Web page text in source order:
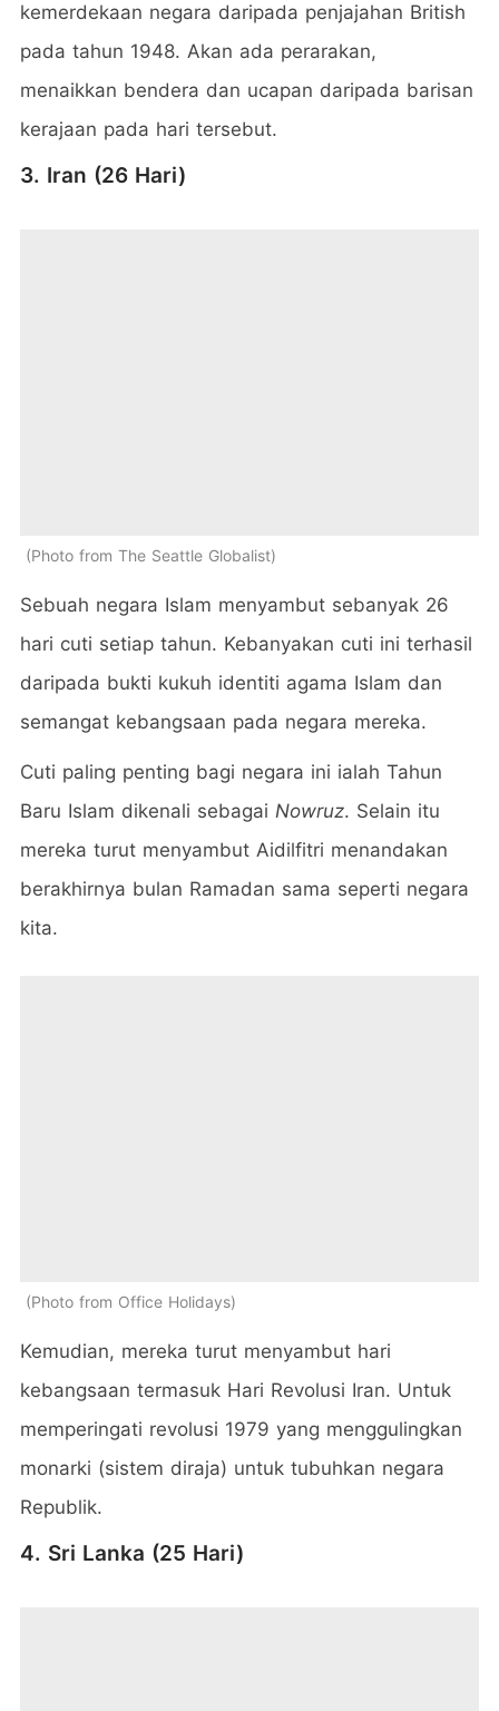
kemerdekaan negara daripada penjajahan British
pada tahun 1948. Akan ada perarakan,
menaikkan bendera dan ucapan daripada barisan
kerajaan pada hari tersebut.
3. Iran (26 Hari)
Photo from The Seattle Globalist
Sebuah negara Islam menyambut sebanyak 26
hari cuti setiap tahun. Kebanyakan cuti ini terhasil
daripada bukti kukuh identiti agama Islam dan
semangat kebangsaan pada negara mereka.
Cuti paling penting bagi negara ini ialah Tahun
Baru Islam dikenali sebagai Nowruz. Selain itu
mereka turut menyambut Aidilfitri menandakan
berakhirnya bulan Ramadan sama seperti negara
kita.
Photo from Office Holidays
Kemudian, mereka turut menyambut hari
kebangsaan termasuk Hari Revolusi Iran. Untuk
memperingati revolusi 1979 yang menggulingkan
monarki (sistem diraja) untuk tubuhkan negara
Republik.
4. Sri Lanka (25 Hari)